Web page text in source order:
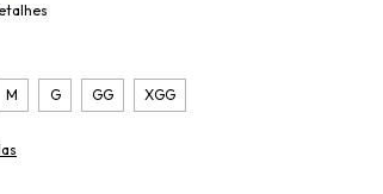
M G GG XGG